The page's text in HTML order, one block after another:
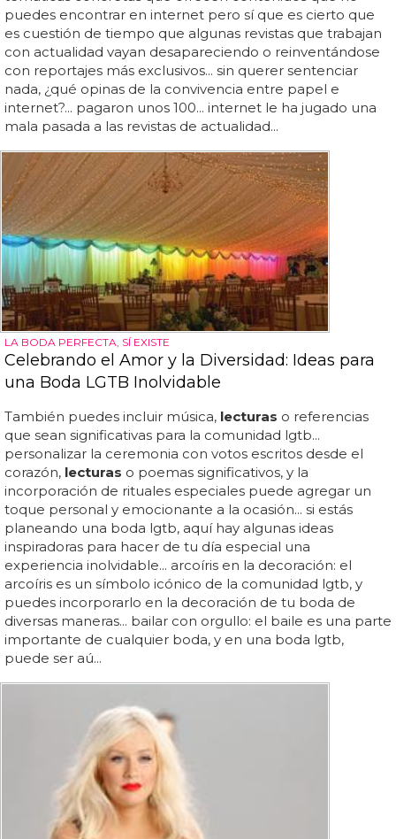
puedes encontrar en internet pero sí que es cierto que
es cuestión de tiempo que algunas revistas que trabajan
con actualidad vayan desapareciendo o reinventándose
con reportajes más exclusivos... sin querer sentenciar
nada, ¿qué opinas de la convivencia entre papel e
internet?... pagaron unos 100... internet le ha jugado una
mala pasada a las revistas de actualidad...
LA BODA PERFECTA, SÍ EXISTE
Celebrando el Amor y la Diversidad: Ideas para
una Boda LGTB Inolvidable
También puedes incluir música, lecturas o referencias
que sean significativas para la comunidad lgtb...
personalizar la ceremonia con votos escritos desde el
corazón, lecturas o poemas significativos, y la
incorporación de rituales especiales puede agregar un
toque personal y emocionante a la ocasión... si estás
planeando una boda lgtb, aquí hay algunas ideas
inspiradoras para hacer de tu día especial una
experiencia inolvidable... arcoíris en la decoración: el
arcoíris es un símbolo icónico de la comunidad lgtb, y
puedes incorporarlo en la decoración de tu boda de
diversas maneras... bailar con orgullo: el baile es una parte
importante de cualquier boda, y en una boda lgtb,
puede ser aú...